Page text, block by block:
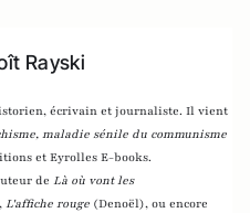
Rayski
écrivain et journaliste. Il vient
maladie sénile du communisme
et Eyrolles E-books.
deLà où vont les
L'affiche rouge (Denoël), ou encore